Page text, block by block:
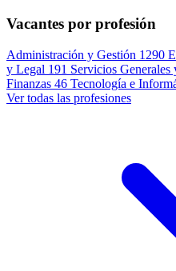
Vacantes por profesión
Administración y Gestión 1290
y Legal 191 Servicios Generales
Finanzas 46 Tecnología e
Ver todas las profesiones